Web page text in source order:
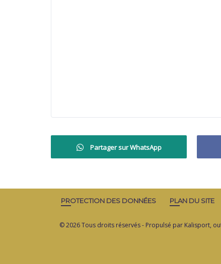
Partager sur WhatsApp
PROTECTION DES DONNÉES PLAN DU SITE
© 2026 Tous droits réservés - Propulsé par Kalisport,